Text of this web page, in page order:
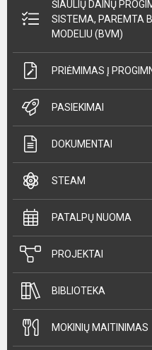
ŠIAULIŲ DAINŲ
SISTEMA, PAREMTA
MODELIU (BVM)
PRIĖMIMAS Į
PASIEKIMAI
DOKUMENTAI
STEAM
PATALPŲ NUOMA
PROJEKTAI
BIBLIOTEKA
MOKINIŲ MAITINIMAS